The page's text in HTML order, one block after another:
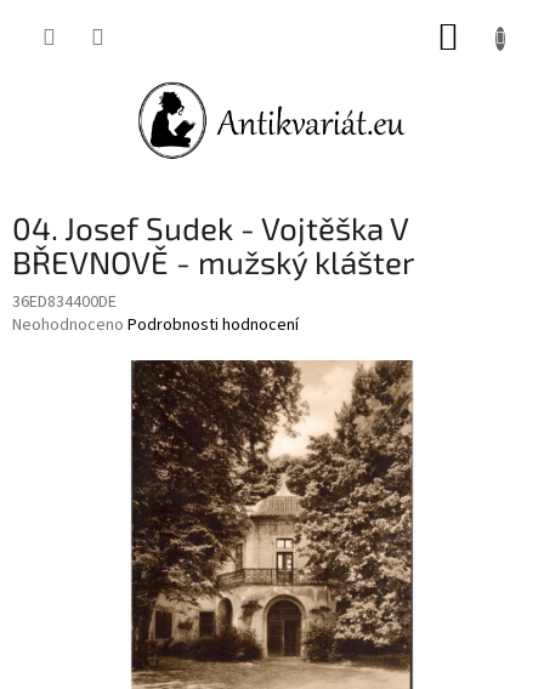
04. Josef Sudek - Vojtěška V
BŘEVNOVĚ - mužský klášter
36ED834400DE
Průměrné
Neohodnoceno Podrobnosti hodnocení